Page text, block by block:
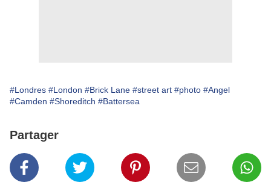
#Londres #London #Brick Lane #street art #photo #Angel
#Camden #Shoreditch #Battersea
Partager